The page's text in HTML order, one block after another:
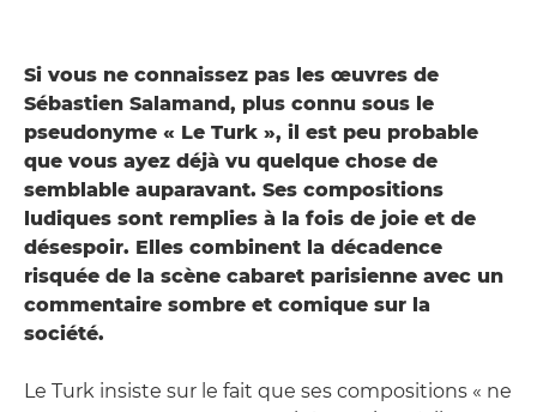
Si vous ne connaissez pas les œuvres de
Sébastien Salamand, plus connu sous le
pseudonyme « Le Turk », il est peu probable
que vous ayez déjà vu quelque chose de
semblable auparavant. Ses compositions
ludiques sont remplies à la fois de joie et de
désespoir. Elles combinent la décadence
risquée de la scène cabaret parisienne avec un
commentaire sombre et comique sur la
société.
Le Turk insiste sur le fait que ses compositions « ne